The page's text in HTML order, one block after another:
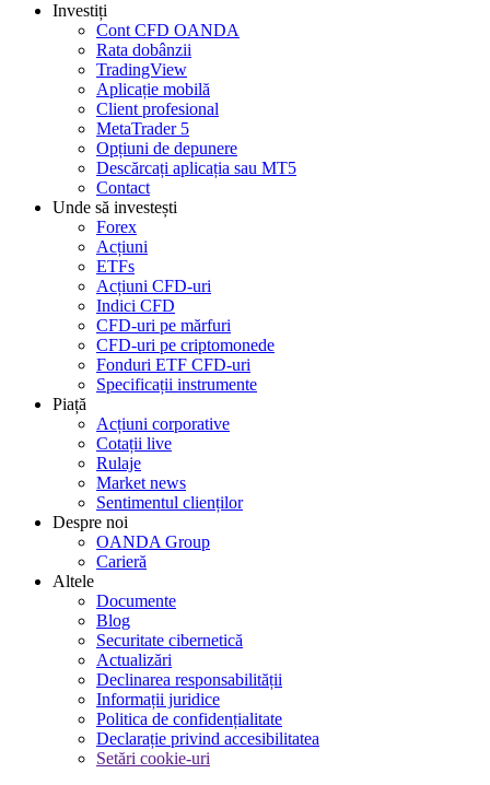
Investiți
Cont CFD OANDA
Rata dobânzii
TradingView
Aplicație mobilă
Client profesional
MetaTrader 5
Opțiuni de depunere
Descărcați aplicația sau MT5
Contact
Unde să investești
Forex
Acțiuni
ETFs
Acțiuni CFD-uri
Indici CFD
CFD-uri pe mărfuri
CFD-uri pe criptomonede
Fonduri ETF CFD-uri
Specificații instrumente
Piață
Acțiuni corporative
Cotații live
Rulaje
Market news
Sentimentul clienților
Despre noi
OANDA Group
Carieră
Altele
Documente
Blog
Securitate cibernetică
Actualizări
Declinarea responsabilității
Informații juridice
Politica de confidențialitate
Declarație privind accesibilitatea
Setări cookie-uri